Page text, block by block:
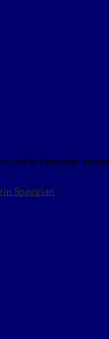
con le istruzioni
Spaggiari